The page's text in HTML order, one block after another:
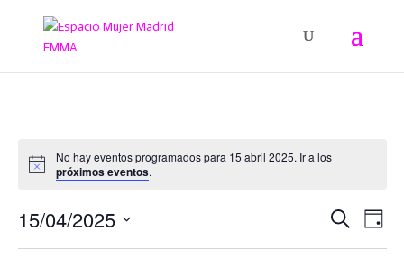
No hay eventos programados para 15 abril 2025. Ir a los
próximos eventos.
de
Buscar
de
Día
15/04/2025